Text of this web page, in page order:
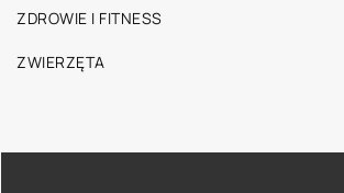
ZDROWIE I FITNESS
ZWIERZĘTA